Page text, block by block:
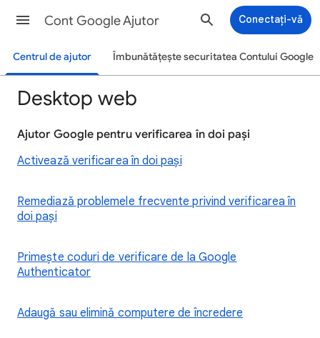
Cont Google Ajutor Conectați-vă
Centrul de ajutor Îmbunătățește securitatea Contului Google
Desktop web
Ajutor Google pentru verificarea în doi pași
Activează verificarea în doi pași
Remediază problemele frecvente privind verificarea în
doi pași
Primește coduri de verificare de la Google
Authenticator
Adaugă sau elimină computere de încredere